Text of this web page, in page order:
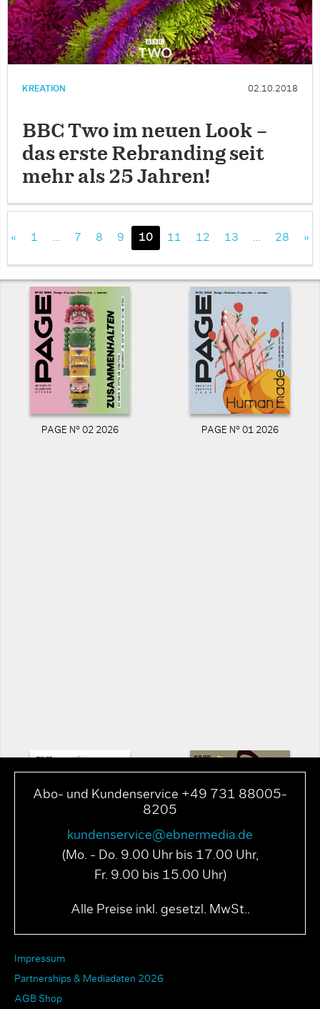
KREATION 02.10.2018
BBC Two im neuen Look –
das erste Rebranding seit
mehr als 25 Jahren!
« 1 7 8 9 10 11 12 13 28 »
PAGE N° 02 2026 PAGE N° 01 2026
Abo- und Kundenservice +49 731 88005-
8205
kundenservice@ebnermedia.de
(Mo. - Do. 9.00 Uhr bis 17.00 Uhr,
Fr. 9.00 bis 15.00 Uhr)
Alle Preise inkl. gesetzl. MwSt..
Impressum
Partnerships & Mediadaten 2026
AGB Shop